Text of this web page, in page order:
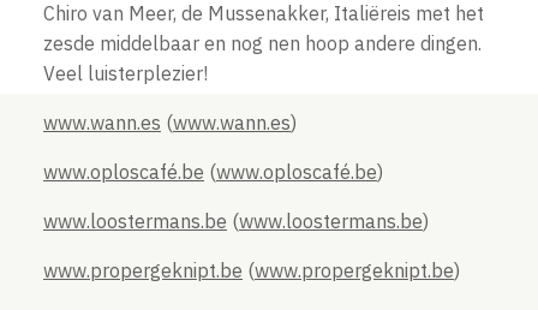
Chiro van Meer, de Mussenakker, Italiëreis met het
zesde middelbaar en nog nen hoop andere dingen.
Veel luisterplezier!
www.wann.es (www.wann.es)
www.oploscafé.be (www.oploscafé.be)
www.loostermans.be (www.loostermans.be)
www.propergeknipt.be (www.propergeknipt.be)